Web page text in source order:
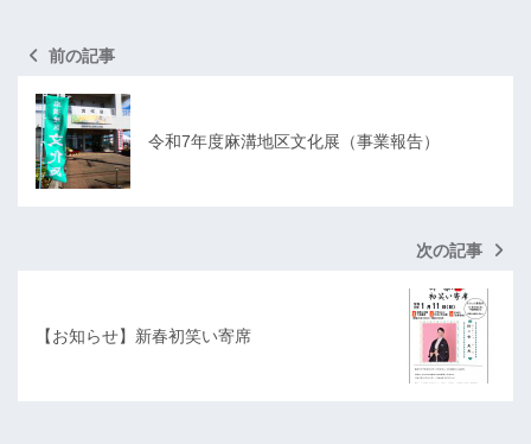
前の記事
令和7年度麻溝地区文化展（事業報告）
次の記事
【お知らせ】新春初笑い寄席